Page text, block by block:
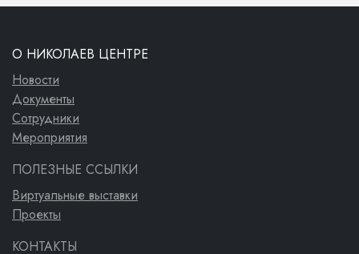
О НИКОЛАЕВ ЦЕНТРЕ
Новости
Документы
Сотрудники
Мероприятия
ПОЛЕЗНЫЕ ССЫЛКИ
Виртуальные выставки
Проекты
КОНТАКТЫ